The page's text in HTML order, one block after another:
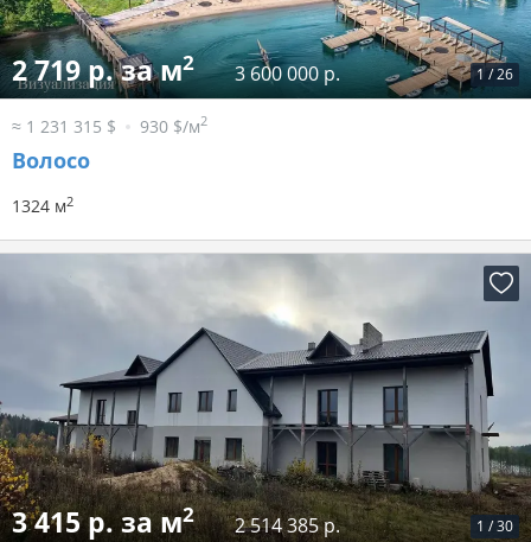
1/26
2 719 р. за м2 3 600 000 р.
≈ 1 231 315 $ 930 $/м2
Волосо
1324 м2
1 /30
3 415 р. за м2 2 514 385 р.